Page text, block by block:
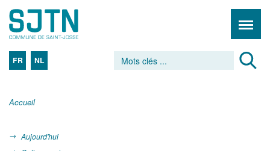
FR NL
Accueil
Aujourd'hui